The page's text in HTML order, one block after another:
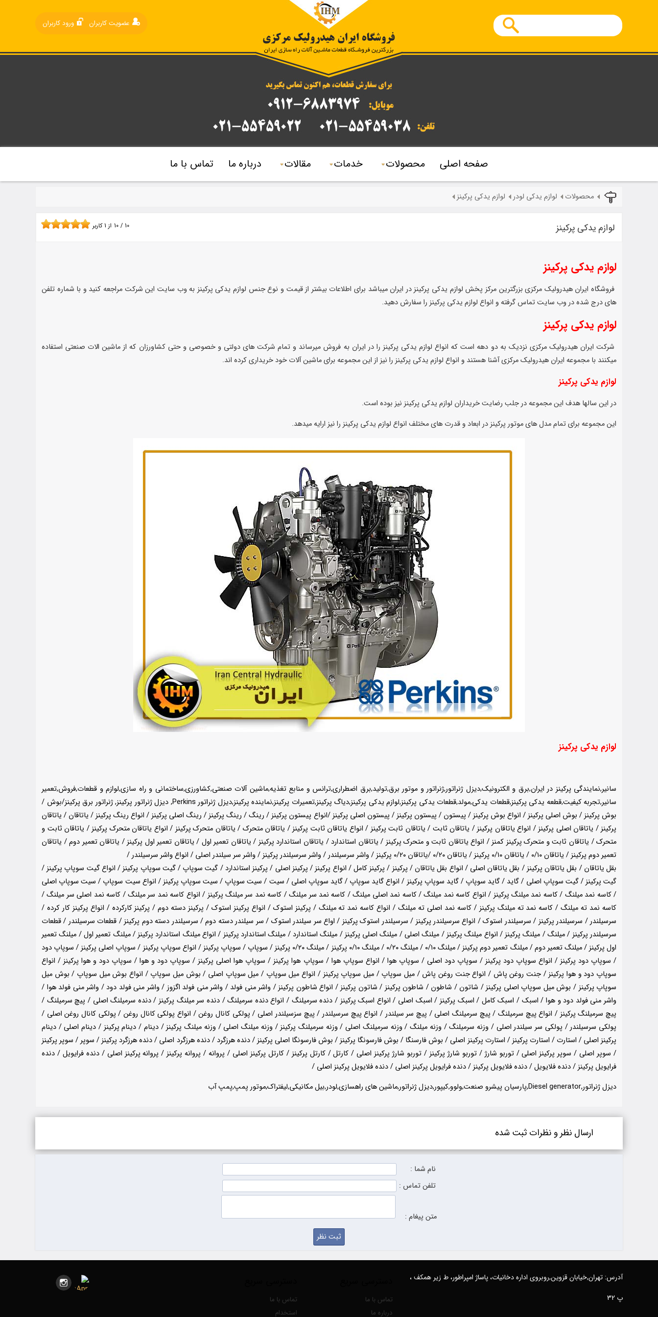
ورود کاربران عضویت کاربران
صفحه اصلی محصولات خدمات مقالات درباره ما تماس با ما
محصولات لوازم یدکی لودر لوازم یدکی پرکینز
لوازم یدکی پرکینز 10 / 10 از 1کاربر
لوازم یدکی پرکینز
فروشگاه ایران هیدرولیک مرکزی بزرگترین مرکز پخش لوازم یدکی پرکینز در ایران میباشد برای اطلاعات بیشتر از قیمت و نوع جنس لوازم یدکی پرکینز به وب سایت این شرکت مراجعه کنید و با شماره تلفن
های درج شده در وب سایت تماس گرفته و انواع لوازم یدکی پرکینز را سفارش دهید.
لوازم یدکی پرکینز
شرکت ایران هیدرولیک مرکزی نزدیک به دو دهه است که انواع لوازم یدکی پرکینز را در ایران به فروش میرساند و تمام شرکت های دولتی و خصوصی و حتی کشا‌ورزان که از ماشین الات صنعتی استفاده
میکنند با مجموعه ایران هیدرولیک مرکزی آشنا هستند و انواع لوازم یدکی پرکینز را نیز از این مجموعه برای ماشین آلات خود خریداری کرده اند.
لوازم یدکی پرکینز
در این سالها هدف این مجموعه در جلب رضایت خریداران لوازم یدکی پرکینز نیز بوده است.
این مجموعه برای تمام مدل های موتور پرکینز در ابعاد و قدرت های مختلف انواع لوازم یدکی پرکینز را نیز ارایه میدهد.
لوازم یدکی پرکینز
سانیر,نمایندگی پرکینز در ایران,برق و الکترونیک,دیزل ژنراتور,ژنراتور و موتور برق,تولید,برق اضطراری,ترانس و منابع تغذیه,ماشین آلات صنعتی,کشاورزی,ساختمانی و راه سازی,لوازم و قطعات,فروش,تعمیر
سانیر,تجربه کیفیت,قطعه یدکی پرکینز,قطعات یدکی,مولد,قطعات یدکی پرکینز,لوازم یدکی پرکینز,دیاگ پرکینز,تعمیرات پرکینز,نماینده پرکینز,دیزل ژنراتور Perkins, دیزل ژنراتور پرکینز, ژنراتور برق پرکینز/بوش ‌‌‌/
بوش پرکینز / بوش اصلی پرکینز / انواع بوش پرکینز / پیستون / پیستون پرکینز / پیستون اصلی پرکینز /انواع پیستون پرکینز / رینگ / رینگ پرکینز / رینگ اصلی پرکینز / انواع رینگ پرکینز / یاتاقان / یاتاقان
پرکینز / یاتاقان اصلی پرکینز / انواع یاتاقان پرکینز / یاتاقان ثابت / یاتاقان ثابت پرکینز / انواع یاتاقان ثابت پرکینز / یاتاقان متحرک / یاتاقان متحرک پرکینز / انواع یاتاقان متحرک پرکینز / یاتاقان ثابت و
متحرک / یاتاقان ثابت و متحرک پرکینز کمنز / انواع یاتاقان ثابت و متحرک پرکینز / یاتاقان استاندارد / یاتاقان استاندارد پرکینز / یاتاقان تعمیر اول / یاتاقان تعمیر اول پرکینز / یاتاقان تعمیر دوم / یاتاقان
تعمیر دوم پرکینز / یاتاقان ۰/۱۰ / یاتاقان ۰/۱۰ پرکینز / یاتاقان ۰/۲۰ /یاتاقان ۰/۲۰ پرکینز / واشر سرسیلندر / واشر سرسیلندر پرکینز / واشر سر سیلندر اصلی / انواع واشر سرسیلندر /
بقل یاتاقان / بقل یاتاقان پرکینز / بقل یاتاقان اصلی / انواع بقل یاتاقان / پرکینز / پرکینز کامل / انواع پرکینز / پرکینز اصلی / پرکینز استاندارد / گیت سوپاپ / گیت سوپاپ پرکینز / انواع گیت سوپاپ پرکینز /
گیت پرکینز / گیت سوپاپ اصلی / گاید / گاید سوپاپ / گاید سوپاپ پرکینز / انواع گاید سوپاپ / گاید سوپاپ اصلی / سیت / سیت سوپاپ / سیت سوپاپ پرکینز / انواع سیت سوپاپ / سیت سوپاپ اصلی
/ کاسه نمد میلنگ / کاسه نمد میلنگ پرکینز / انواع کاسه نمد میلنگ / کاسه نمد اصلی میلنگ / کاسه نمد سر میلنگ / کاسه نمد سر میلنگ پرکینز / انواع کاسه نمد سر میلنگ / کاسه نمد اصلی سر میلنگ /
کاسه نمد ته میلنگ / کاسه نمد ته میلنگ پرکینز / کاسه نمد اصلی ته میلنگ / انواع کاسه نمد ته میلنگ / پرکینز استوک / انواع پرکینز استوک / پرکینز دسته دوم / پرکینز کارکرده / انواع پرکینز کار کرده /
سرسیلندر / سرسیلندر پرکینز / سرسیلندر استوک / انواع سرسیلندر پرکینز / سرسیلندر استوک پرکینز / اواع سر سیلندر استوک / سر سیلندر دسته دوم / سرسیلندر دسته دوم پرکینز / قطعات سرسیلندر / قطعات
سرسیلندر پرکینز / میلنگ / میلنگ پرکینز / انواع میلنگ پرکینز / میلنگ اصلی / میلنگ اصلی پرکینز / میلنگ استاندارد / میلنگ استاندارد پرکینز / انواع میلنگ استاندارد پرکینز / میلنگ تعمیر اول / میلنگ تعمیر
اول پرکینز / میلنگ تعمیر دوم / میلنگ تعمیر دوم پرکینز / میلنگ ۰/۱۰ / میلنگ ۰/۲۰ / میلنگ ۰/۱۰ پرکینز / میلنگ ۰/۲۰ پرکینز / سوپاپ / سوپاپ پرکینز / انواع سوپاپ پرکینز / سوپاپ اصلی پرکینز / سوپاپ دود
/ سوپاپ دود پرکینز / انواع سوپاپ دود پرکینز / سوپاپ دود اصلی / سوپاپ هوا / انواع سوپاپ هوا / سوپاپ هوا پرکینز / سوپاپ هوا اصلی پرکینز / سوپاپ دود و هوا / سوپاپ دود و هوا پرکینز / انواع
سوپاپ دود و هوا پرکینز / جنت روغن پاش / انواع جنت روغن پاش / میل سوپاپ / میل سوپاپ پرکینز / انواع میل سوپاپ / میل سوپاپ اصلی / بوش میل سوپاپ / انواع بوش میل سوپاپ / بوش میل
سوپاپ پرکینز / بوش میل سوپاپ اصلی پرکینز / شاتون / شاطون / شاطون پرکینز / شاتون پرکینز / انواع شاطون پرکینز / واشر منی فولد / واشر منی فولد اگزوز / واشر منی فولد دود / واشر منی فولد هوا /
واشر منی فولد دود و هوا / اسبک / اسبک کامل / اسبک پرکینز / اسبک اصلی / انواع اسبک پرکینز / دنده سرمیلنگ / انواع دنده سرمیلنگ / دنده سر میلنگ پرکینز / دنده سرمیلنگ اصلی / پیچ سرمیلنگ /
پیچ سرمیلنگ پرکینز / انواع پیچ سرمیلنگ / پیچ سرمیلنگ اصلی / پیچ سر سیلندر / انواع پیچ سرسیلندر / پیچ سزسیلندر اصلی / پولکی کانال روغن / انواع پولکی کانال روغن / پولکی کانال روغن اصلی /
پولکی سرسیلندر / پولکی سر سیلندر اصلی / وزنه سرمیلنگ / وزنه میلنگ / وزنه سرمیلنگ اصلی / وزنه سرمیلنگ پرکینز / وزنه میلنگ اصلی / وزنه میلنگ پرکینز / دینام / دینام پرکینز / دینام اصلی / دینام
پرکینز اصلی / استارت / استارت پرکینز / استارت پرکینز اصلی / بوش فارسنگا / بوش فارسونگا پرکینز / بوش فارسونگا اصلی پرکینز / دنده هرزگرد / دنده هرزگرد اصلی / دنده هرزگرد پرکینز / سوپر / سوپر پرکینز
/ سوپر اصلی / سوپر پرکینز اصلی / توربو شارژ / توربو شارژ پرکینز / توربو شارژ پرکینز اصلی / کارتل / کارتل پرکینز / کارتل پرکینز اصلی / پروانه / پروانه پرکینز / پروانه پرکینز اصلی / دنده فرایویل / دنده
فرایویل پرکینز / دنده فلایویل / دنده فلایویل پرکینز / دنده فرایویل پرکینز اصلی / دنده فلایویل پرکینز اصلی /
دیزل ژنراتور,Diesel generator,پارسیان پیشرو صنعت,ولوو,کیپور,دیزل ژنراتور,ماشین های راهسازی,لودر,بیل مکانیکی,لیفتراک,موتور پمپ,پمپ آب
ارسال نظر و نظرات ثبت شده
نام شما :
تلفن تماس :
متن پیغام :
آدرس: تهران,خیابان قزوین,روبروی اداره دخانیات، پاساژ امپراطور، ط زیر همکف ،
پ 32
تماس با ما
درباره ما
تماس با ما
استخدام